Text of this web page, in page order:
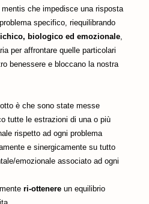
che impedisce una risposta
specifico, riequilibrando
biologico ed emozionale,
per affrontare quelle particolari
benessere e bloccano la nostra
è che sono state messe
tutte le estrazioni di una o più
rispetto ad ogni problema
e sinergicamente su tutto
emozionale associato ad ogni
ri-ottenere un equilibrio